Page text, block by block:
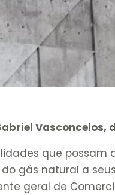
Vasconcelos,
que possam
gás natural a
geral de